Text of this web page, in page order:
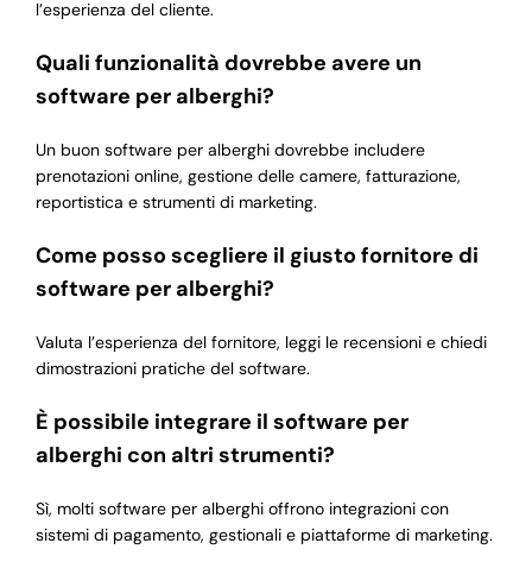
l’esperienza del cliente.
Quali funzionalità dovrebbe avere un
software per alberghi?
Un buon software per alberghi dovrebbe includere
prenotazioni online, gestione delle camere, fatturazione,
reportistica e strumenti di marketing.
Come posso scegliere il giusto fornitore di
software per alberghi?
Valuta l’esperienza del fornitore, leggi le recensioni e chiedi
dimostrazioni pratiche del software.
È possibile integrare il software per
alberghi con altri strumenti?
Sì, molti software per alberghi offrono integrazioni con
sistemi di pagamento, gestionali e piattaforme di marketing.